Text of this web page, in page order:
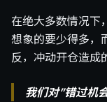
在绝大多数情况下
想象的要少得多，
反，冲动开仓造成
我们对”错过机